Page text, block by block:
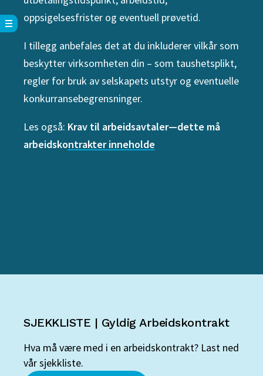
oppsigelsesfrister og eventuell prøvetid.
I tillegg anbefales det at du inkluderer vilkår som
beskytter virksomheten din – som taushetsplikt,
regler for bruk av selskapets utstyr og eventuelle
konkurransebegrensninger.
Les også: Krav til arbeidsavtaler—dette må
arbeidskontrakter inneholde
SJEKKLISTE | Gyldig Arbeidskontrakt
Hva må være med i en arbeidskontrakt? Last ned
vår sjekkliste.